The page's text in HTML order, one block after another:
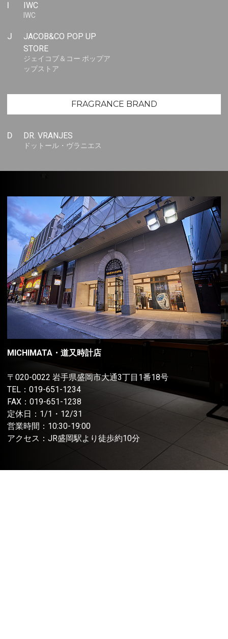
I IWC
IWC
J
JACOB&CO POP UP
STORE
ジェイコブ＆コー ポップア
ップストア
FRAGRANCE BRAND
D DR. VRANJES
ドットール・ヴラニエス
MICHIMATA・道又時計店
〒020-0022 岩手県盛岡市大通3丁目1番18号
TEL： 019-651-1234
FAX：019-651-1238
定休日：1/1・12/31
営業時間：10:30-19:00
アクセス：JR盛岡駅より徒歩約10分